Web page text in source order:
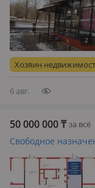
Хозяин
6 авг.
50 000 000₸ за всё
Свободное